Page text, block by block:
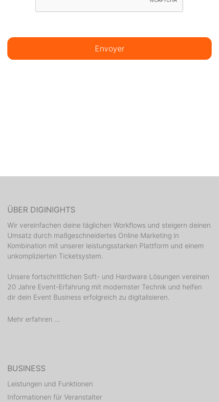
Envoyer
ÜBER DIGINIGHTS
Wir vereinfachen deine täglichen Workflows und steigern deinen
Umsatz durch maßgeschneidertes Online Marketing in
Kombination mit unserer leistungsstarken Plattform und einem
unkomplizierten Ticketsystem.
Unsere fortschrittlichen Soft- und Hardware Lösungen vereinen
20 Jahre Event-Erfahrung mit modernster Technik und helfen
dir dein Event Business erfolgreich zu digitalisieren.
Mehr erfahren ...
BUSINESS
Leistungen und Funktionen
Informationen für Veranstalter